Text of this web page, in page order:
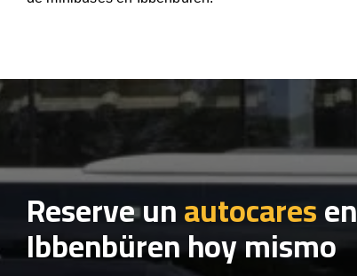
Reserve unautocaresen
Ibbenbüren hoy mismo